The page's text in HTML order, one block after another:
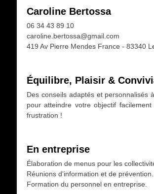
Caroline Bertossa
06 34 43 89 10
caroline.bertossa@gmail.com
419 Av Pierre Mendes France - 83340
Équilibre, Plaisir &
Des conseils adaptés et personnalisés
pour atteindre votre objectif
frustration !
En entreprise
Élaboration de menus pour les
Réunions d'information et de prévention.
Formation du personnel en entreprise.